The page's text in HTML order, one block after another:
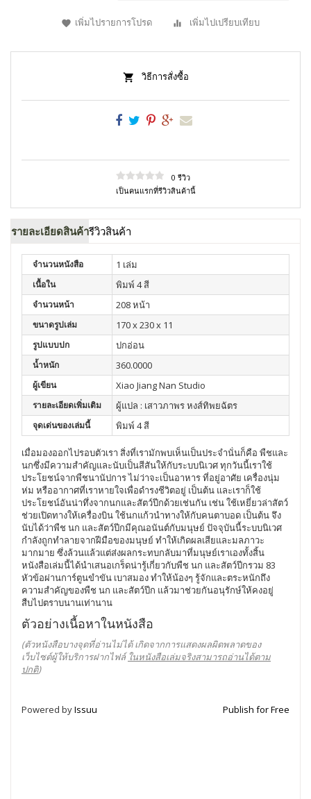
เพิ่มไปรายการโปรด เพิ่มไปเปรียบเทียบ
วิธีการสั่งซื้อ
0 รีวิว
เป็นคนแรกที่รีวิวสินค้านี้
รายละเอียดสินค้ารีวิวสินค้า
จำนวนหนังสือ 1 เล่ม
เนื้อใน พิมพ์ 4 สี
จำนวนหน้า 208 หน้า
ขนาดรูปเล่ม 170 x 230 x 11
รูปแบบปก ปกอ่อน
น้ำหนัก 360.0000
ผู้เขียน Xiao Jiang Nan Studio
รายละเอียดเพิ่มเติม ผู้แปล : เสาวภาพร หงส์ทิพยฉัตร
จุดเด่นของเล่มนี้ พิมพ์ 4 สี
เมื่อมองออกไปรอบตัวเรา สิ่งที่เรามักพบเห็นเป็นประจำนั่นก็คือ พืชและ
นกซึ่งมีความสำคัญและนับเป็นสีสันให้กับระบบนิเวศ ทุกวันนี้เราใช้
ประโยชน์จากพืชนานัปการ ไม่ว่าจะเป็นอาหาร ที่อยู่อาศัย เครื่องนุ่ม
ห่ม หรืออากาศที่เราหายใจเพื่อดำรงชีวิตอยู่ เป็นต้น และเราก็ใช้
ประโยชน์อันน่าทึ่งจากนกและสัตว์ปีกด้วยเช่นกัน เช่น ใช้เหยี่ยวล่าสัตว์
ช่วยเปิดทางให้เครื่องบิน ใช้นกแก้วนำทางให้กับคนตาบอด เป็นต้น จึง
นับได้ว่าพืช นก และสัตว์ปีกมีคุณอนันต์กับมนุษย์ ปัจจุบันนี้ระบบนิเวศ
กำลังถูกทำลายจากฝีมือของมนุษย์ ทำให้เกิดผลเสียและมลภาวะ
มากมาย ซึ่งล้วนแล้วแต่ส่งผลกระทบกลับมาที่มนุษย์เราเองทั้งสิ้น
หนังสือเล่มนี้ได้นำเสนอเกร็ดน่ารู้เกี่ยวกับพืช นก และสัตว์ปีกรวม 83
หัวข้อผ่านการ์ตูนขำขัน เบาสมอง ทำให้น้องๆ รู้จักและตระหนักถึง
ความสำคัญของพืช นก และสัตว์ปีก แล้วมาช่วยกันอนุรักษ์ให้คงอยู่
สืบไปตราบนานเท่านาน
ตัวอย่างเนื้อหาในหนังสือ
(ตัวหนังสือบางจุดที่อ่านไม่ได้ เกิดจากการแสดงผลผิดพลาดของ
เว็บไซต์ผู้ให้บริการฝากไฟล์ ในหนังสือเล่มจริงสามารถอ่านได้ตาม
ปกติ)
Powered byIssuu Publish for Free